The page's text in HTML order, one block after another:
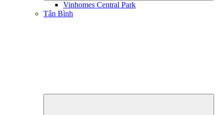
Vinhomes Central Park
Tân Bình